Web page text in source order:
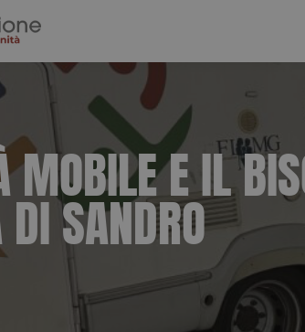
MOBILE E IL
DI SANDRO